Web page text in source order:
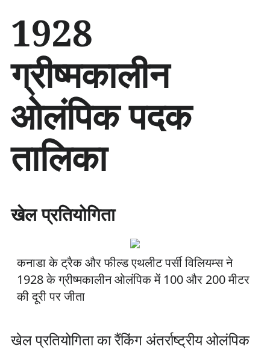
प
जा
1928
ग्रीष्मकालीन
ओलंपिक पदक
तालिका
खेल प्रतियोगिता
कनाडा के ट्रैक और फील्ड एथलीट पर्सी विलियम्स ने
1928 के ग्रीष्मकालीन ओलंपिक में 100 और 200 मीटर
की दूरी पर जीता
खेल प्रतियोगिता का रैंकिंग अंतर्राष्ट्रीय ओलंपिक